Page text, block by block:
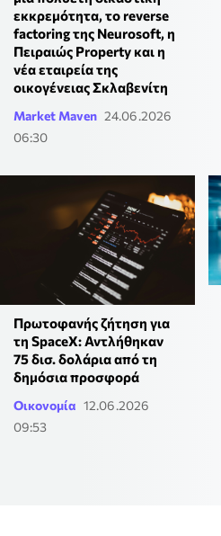
εκκρεμότητα, το reverse
factoring της Neurosoft, η
Πειραιώς Property και η
νέα εταιρεία της
οικογένειας Σκλαβενίτη
Market Maven 24.06.2026
06:30
Πρωτοφανής ζήτηση για
τη SpaceX: Αντλήθηκαν
75 δισ. δολάρια από τη
δημόσια προσφορά
Οικονομία 12.06.2026
09:53